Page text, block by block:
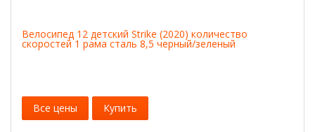
Велосипед 12 детский Strike (2020) количество
скоростей 1 рама сталь 8,5 черный/зеленый
Все цены Купить